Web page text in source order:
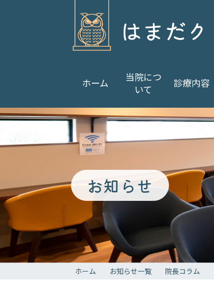
ホーム
当院につ
いて
診療内容
お知らせ
ホーム お知らせ一覧 院長コラム